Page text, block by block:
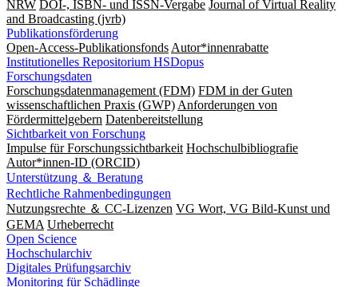
NRW DOI-, ISBN- und ISSN-Vergabe Journal of Virtual Reality
and Broadcasting (jvrb)
Publikationsförderung
Open-Access-Publikationsfonds Autor*innenrabatte
Institutionelles Repositorium HSDopus
Forschungsdaten
Forschungsdatenmanagement (FDM) FDM in der Guten
wissenschaftlichen Praxis (GWP) Anforderungen von
Fördermittelgebern Datenbereitstellung
Sichtbarkeit von Forschung
Impulse für Forschungssichtbarkeit Hochschulbibliografie
Autor*innen-ID (ORCID)
Unterstützung ＆ Beratung
Rechtliche Rahmenbedingungen
Nutzungsrechte ＆ CC-Lizenzen VG Wort, VG Bild-Kunst und
GEMA Urheberrecht
Open Science
Hochschularchiv
Digitales Prüfungsarchiv
Monitoring für Schädlinge